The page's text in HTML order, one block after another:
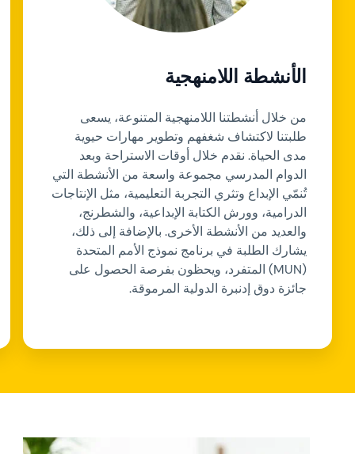
الأنشطة اللامنهجية
من خلال أنشطتنا اللامنهجية المتنوعة، يسعى
طلبتنا لاكتشاف شغفهم وتطوير مهارات حيوية
مدى الحياة. نقدم خلال أوقات الاستراحة وبعد
الدوام المدرسي مجموعة واسعة من الأنشطة التي
تُنمّي الإبداع وتثري التجربة التعليمية، مثل الإنتاجات
الدرامية، وورش الكتابة الإبداعية، والشطرنج،
والعديد من الأنشطة الأخرى. بالإضافة إلى ذلك،
يشارك الطلبة في برنامج نموذج الأمم المتحدة
(MUN) المتفرد، ويحظون بفرصة الحصول على
جائزة دوق إدنبرة الدولية المرموقة.